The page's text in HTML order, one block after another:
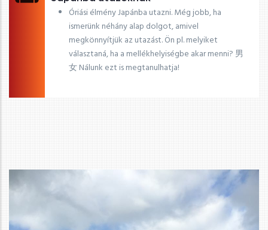
Óriási élmény Japánba utazni. Még jobb, ha
ismerünk néhány alap dolgot, amivel
megkönnyítjük az utazást. Ön pl. melyiket
választaná, ha a mellékhelyiségbe akar menni? 男
女 Nálunk ezt is megtanulhatja!